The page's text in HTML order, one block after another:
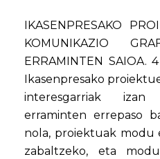
IKASENPRESAKO
KOMUNIKAZIO
ERRAMINTEN SAIOA.
Ikasenpresako
interesgarriak
erraminten errepaso
nola, proiektuak modu
zabaltzeko, eta